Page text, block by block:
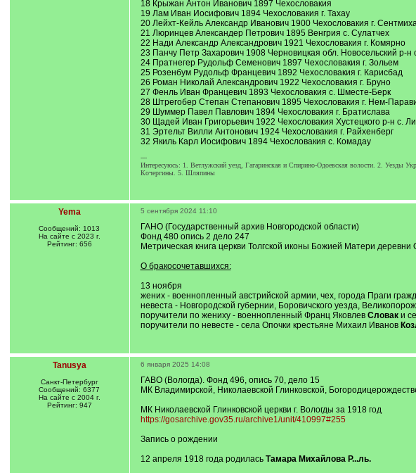
18 Крыжан Антон Иванович 1897 Чехословакия
19 Лам Иван Иосифович 1894 Чехословакия г. Тахау
20 Лейхт-Кейль Александр Иванович 1900 Чехословакия г.
21 Люринцев Александер Петрович 1895 Венгрия с. Сулатчех
22 Нади Александр Александрович 1921 Чехословакия г. Комярно
23 Панчу Петр Захарович 1908 Черновицкая обл. Новосельский р-н
24 Пратнегер Рудольф Семенович 1897 Чехословакия г. Зольем
25 Розенбум Рудольф Францевич 1892 Чехословакия г. Карисбад
26 Роман Николай Александрович 1922 Чехословакия г. Бруно
27 Фенль Иван Францевич 1893 Чехословакия с. Шместе-Берк
28 Штрегобер Степан Степанович 1895 Чехословакия г. Нем-
29 Шуммер Павел Павлович 1894 Чехословакия г. Братислава
30 Щадей Иван Григорьевич 1922 Чехословакия Хустецкого р-н с.
31 Эртельт Вилли Антонович 1924 Чехословакия г. Райхенберг
32 Якиль Карл Иосифович 1894 Чехословакия с. Комадау
---
Интересуюсь: 1. Ветлужский уезд, Гагаринская и Спирино-Одоевская волости. 2.
Кочергины. 5. Шляпины
Yema
Сообщений: 1013
На сайте с 2023 г.
Рейтинг: 656
5 сентября 2024 11:10
ГАНО (Государственный архив Новгородской области)
Фонд 480 опись 2 дело 247
Метрическая книга церкви Толгской иконы Божией Матери
О бракосочетавшихся:
13 ноября
жених - военнопленный австрийской армии, чех, города Праги
невеста - Новгородской губернии, Боровичского уезда,
поручители по жениху - военнопленный Франц Яковлев Словаки
поручители по невесте - села Опочки крестьяне Михаил Иванов
Tanusya
Санкт-Петербург
Сообщений: 6377
На сайте с 2004 г.
Рейтинг: 947
6 января 2025 14:08
ГАВО (Вологда). Фонд 496, опись 70, дело 15
МК Владимирской, Николаевской Глинковской,
МК Николаевской Глинковской церкви г. Вологды за 1918 год
https://gosarchive.gov35.ru/archive1/unit/410997#255
Запись о рождении
12 апреля 1918 года родилась Тамара Михайлова Р...ль.